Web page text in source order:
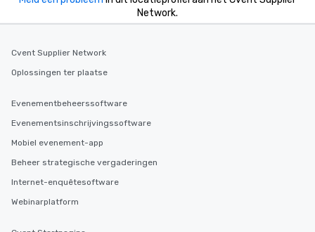
Network.
Cvent Supplier Network
Oplossingen ter plaatse
Evenementbeheerssoftware
Evenementsinschrijvingssoftware
Mobiel evenement-app
Beheer strategische vergaderingen
Internet-enquêtesoftware
Webinarplatform